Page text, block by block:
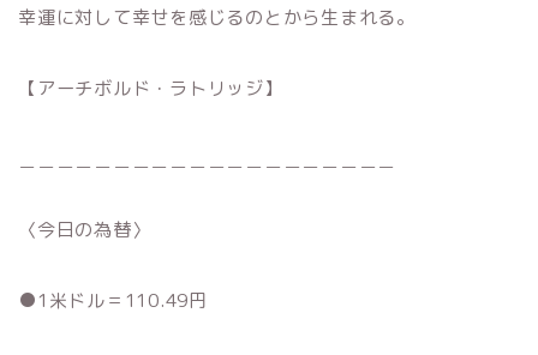
幸運に対して幸せを感じるのとから生まれる。
【アーチボルド・ラトリッジ】
〈今日の為替〉
●1米ドル＝110.49円